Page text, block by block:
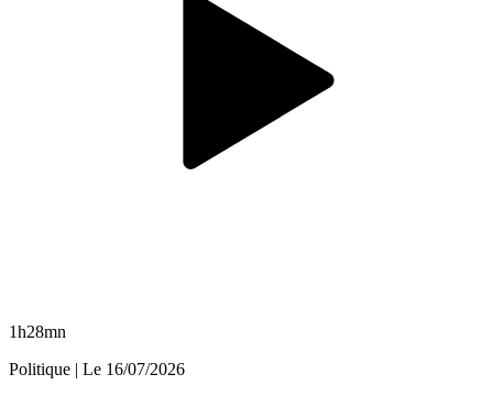
1h28mn
Politique | Le 16/07/2026